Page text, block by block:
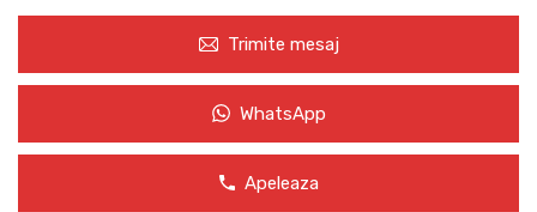
Trimite mesaj
WhatsApp
Apeleaza